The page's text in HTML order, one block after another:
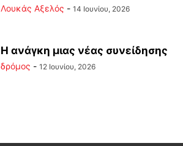
Λουκάς Αξελός - 14 Ιουνίου, 2026
Η ανάγκη μιας νέας συνείδησης
δρόμος - 12 Ιουνίου, 2026